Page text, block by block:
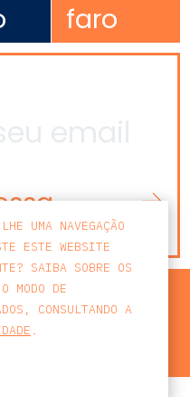
faro
UMA NAVEGAÇÃO
ESTE WEBSITE
SAIBA SOBRE OS
MODO DE
CONSULTANDO A
.